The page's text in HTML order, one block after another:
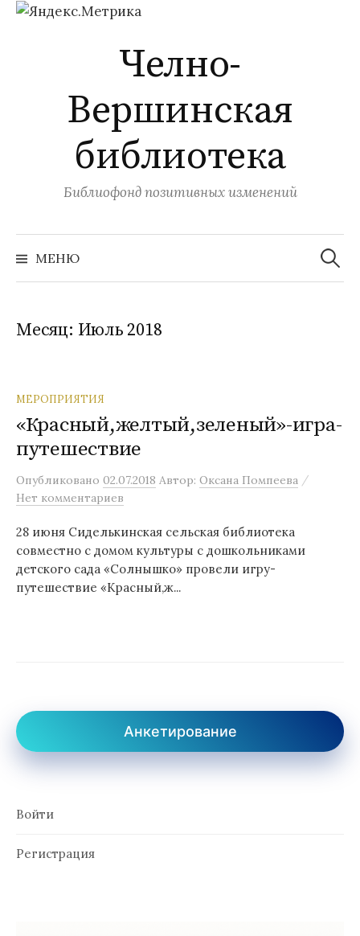
Челно-
Вершинская
библиотека
Библиофонд позитивных изменений
МЕНЮ
Найти:
Месяц: Июль 2018
МЕРОПРИЯТИЯ
«Красный,желтый,зеленый»-игра-
путешествие
Опубликовано 02.07.2018 Автор: Оксана Помпеева /
Нет комментариев
28 июня Сиделькинская сельская библиотека
совместно с домом культуры с дошкольниками
детского сада «Солнышко» провели игру-
путешествие «Красный,ж...
Анкетирование
Войти
Регистрация